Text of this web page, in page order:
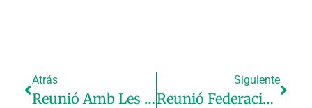
Atrás
Reunió Amb Les Federacions
Siguiente
Reunió Federació De Gremis Artistes